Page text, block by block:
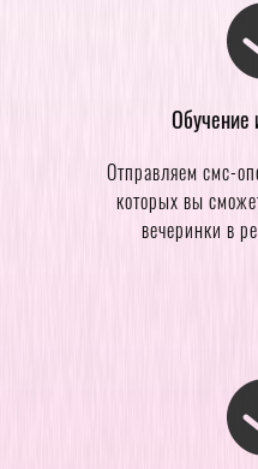
Обучение
Отправляем смс-
которых вы
вечеринки в